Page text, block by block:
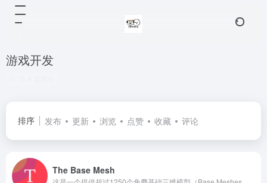
游戏开发
排序 发布 更新 浏览 点赞 收藏 评论
The Base Mesh